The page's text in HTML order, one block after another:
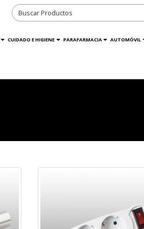
CUIDADO E HIGIENE PARAFARMACIA AUTOMÓVIL